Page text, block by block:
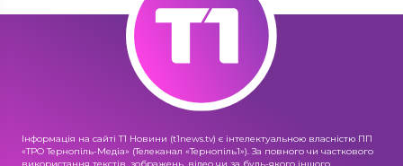
Інформація на сайті Т1 Новини (t1news.tv) є інтелектуальною власністю ПП
«ТРО Тернопіль-Медіа» (Телеканал «Тернопіль1»). За повного чи часткового
використання текстів, зображень, відео чи за будь-якого іншого